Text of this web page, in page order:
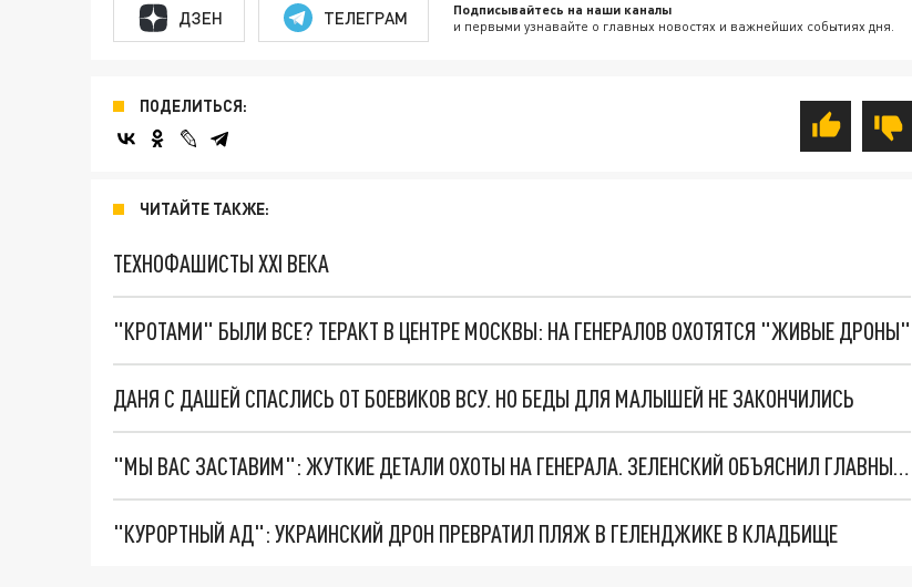
ДЗЕН ТЕЛЕГРАМ Подписывайтесь на наши каналы
и первыми узнавайте о главных новостях и важнейших событиях дня.
ПОДЕЛИТЬСЯ:
ЧИТАЙТЕ ТАКЖЕ:
ТЕХНОФАШИСТЫ XXI ВЕКА
"КРОТАМИ" БЫЛИ ВСЕ? ТЕРАКТ В ЦЕНТРЕ МОСКВЫ: НА ГЕНЕРАЛОВ ОХОТЯТСЯ "ЖИВЫЕ ДРОНЫ"
ДАНЯ С ДАШЕЙ СПАСЛИСЬ ОТ БОЕВИКОВ ВСУ. НО БЕДЫ ДЛЯ МАЛЫШЕЙ НЕ ЗАКОНЧИЛИСЬ
"МЫ ВАС ЗАСТАВИМ": ЖУТКИЕ ДЕТАЛИ ОХОТЫ НА ГЕНЕРАЛА. ЗЕЛЕНСКИЙ ОБЪЯСНИЛ ГЛАВНЫЙ СМЫСЛ ТЕРАКТА В ЦЕНТРЕ МОСКВЫ
"КУРОРТНЫЙ АД": УКРАИНСКИЙ ДРОН ПРЕВРАТИЛ ПЛЯЖ В ГЕЛЕНДЖИКЕ В КЛАДБИЩЕ